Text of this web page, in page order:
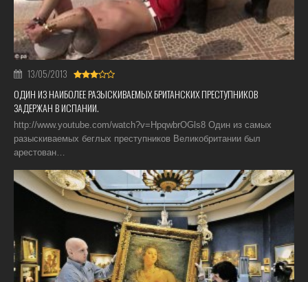
13/05/2013
ОДИН ИЗ НАИБОЛЕЕ РАЗЫСКИВАЕМЫХ БРИТАНСКИХ ПРЕСТУПНИКОВ
ЗАДЕРЖАН В ИСПАНИИ.
http://www.youtube.com/watch?v=HpqwbrOGls8 Один из самых
разыскиваемых беглых преступников Великобритании был
арестован…